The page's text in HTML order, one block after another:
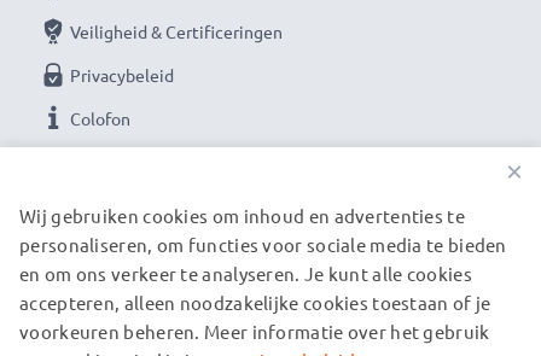
Veiligheid & Certificeringen
Privacybeleid
Colofon
ONZE VERZENDPARTNERS
×
Wij gebruiken cookies om inhoud en advertenties te
personaliseren, om functies voor sociale media te bieden
en om ons verkeer te analyseren. Je kunt alle cookies
accepteren, alleen noodzakelijke cookies toestaan of je
voorkeuren beheren. Meer informatie over het gebruik